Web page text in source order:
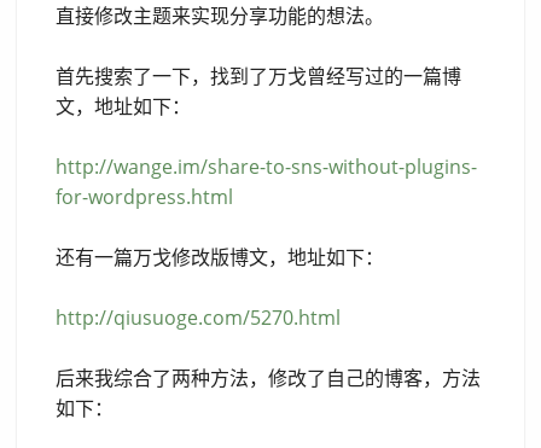
直接修改主题来实现分享功能的想法。
首先搜索了一下，找到了万戈曾经写过的一篇博
文，地址如下：
http://wange.im/share-to-sns-without-plugins-
for-wordpress.html
还有一篇万戈修改版博文，地址如下：
http://qiusuoge.com/5270.html
后来我综合了两种方法，修改了自己的博客，方法
如下：